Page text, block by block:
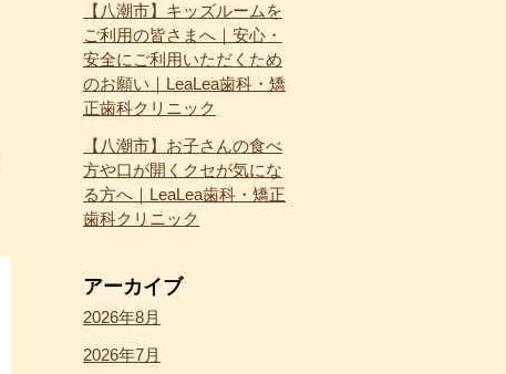
【八潮市】キッズルームを
ご利用の皆さまへ｜安心・
安全にご利用いただくため
のお願い｜LeaLea歯科・矯
正歯科クリニック
【八潮市】お子さんの食べ
方や口が開くクセが気にな
る方へ｜LeaLea歯科・矯正
歯科クリニック
アーカイブ
2026年8月
2026年7月